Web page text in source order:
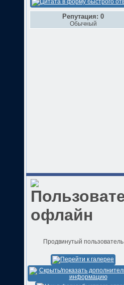
Репутация: 0
Обычный
Продвинутый пользователь